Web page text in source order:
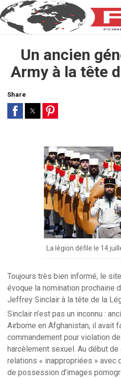
Un ancien
Army à la tête
Share
La légion défile le 14
Toujours très bien informé, le
évoque la nomination prochaine
Jeffrey Sinclair à la tête de la
Sinclair n’est pas un inconnu :
Airborne en Afghanistan, il avait
commandement pour violation
harcèlement sexuel. Au début
relations « inappropriées » avec
de possession d’images